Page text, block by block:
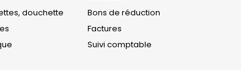
douchette
Bons de réduction
Factures
Suivi comptable